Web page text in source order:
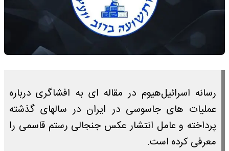
رسانه اسرائیل‌هیوم در مقاله ای به افشاگری درباره
عملیات های جاسوسی در ایران در سالهای گذشته
پرداخته و عامل انتشار عکس جنجالی رستم قاسمی را
معرفی کرده است.